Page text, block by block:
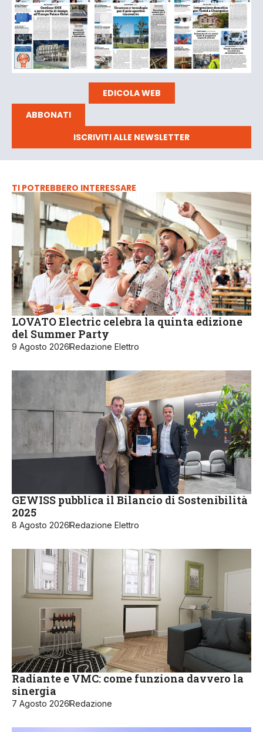
EDICOLA WEB
ABBONATI
ISCRIVITI ALLE NEWSLETTER
TI POTREBBERO INTERESSARE
LOVATO Electric celebra la quinta edizione
del Summer Party
9 Agosto 2026Redazione Elettro
GEWISS pubblica il Bilancio di Sostenibilità
2025
8 Agosto 2026Redazione Elettro
Radiante e VMC: come funziona davvero la
sinergia
7 Agosto 2026Redazione